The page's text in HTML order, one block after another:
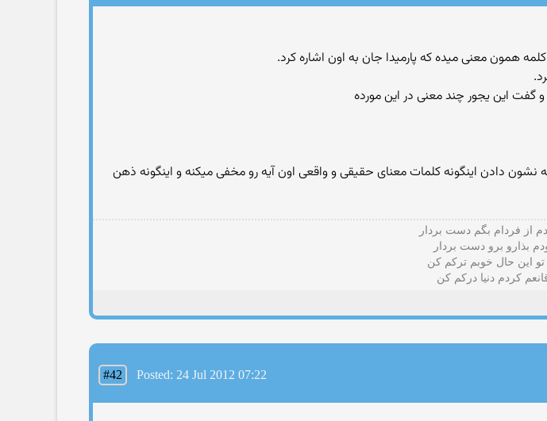
همون معنی میده که پارمیدا جان به اون اشاره کرد.
این یجور چند معنی در این مورده
نشون دادن اینگونه کلمات معنای حقیقی و واقعی اون آیه رو مخفی میکنه و اینگونه ذهن
از فردام بگم دست بردار
بذارو برو دست بردار
تو این حال خوبم ترکم کن
کردم دنیا درکم کن
#42 Posted: 24 Jul 2012 07:22